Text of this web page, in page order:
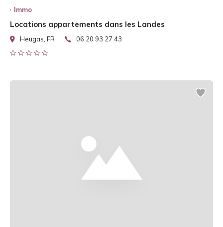
Immo
Locations appartements dans les Landes
Heugas, FR 06 20 93 27 43